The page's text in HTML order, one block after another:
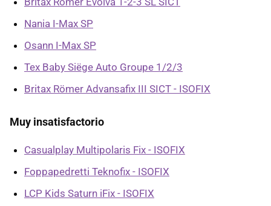
Nania I-Max SP
Osann I-Max SP
Tex Baby Siëge Auto Groupe 1/2/3
Britax Römer Advansafix III SICT - ISOFIX
Muy insatisfactorio
Casualplay Multipolaris Fix - ISOFIX
Foppapedretti Teknofix - ISOFIX
LCP Kids Saturn iFix - ISOFIX